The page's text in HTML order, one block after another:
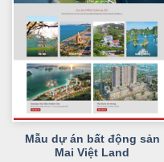
Mẫu dự án bất động sản
Mai Việt Land